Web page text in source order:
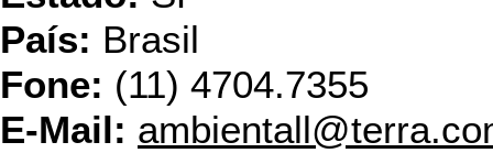
País: Brasil
Fone: (11) 4704.7355
E-Mail: